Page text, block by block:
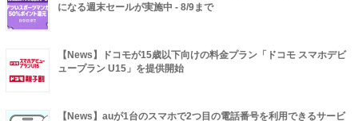
になる週末セールが実施中 - 8/9まで
【News】ドコモが15歳以下向けの料金プラン「ドコモ スマホデビ
ュープラン U15」を提供開始
【News】auが1台のスマホで2つ目の電話番号を利用できるサービ